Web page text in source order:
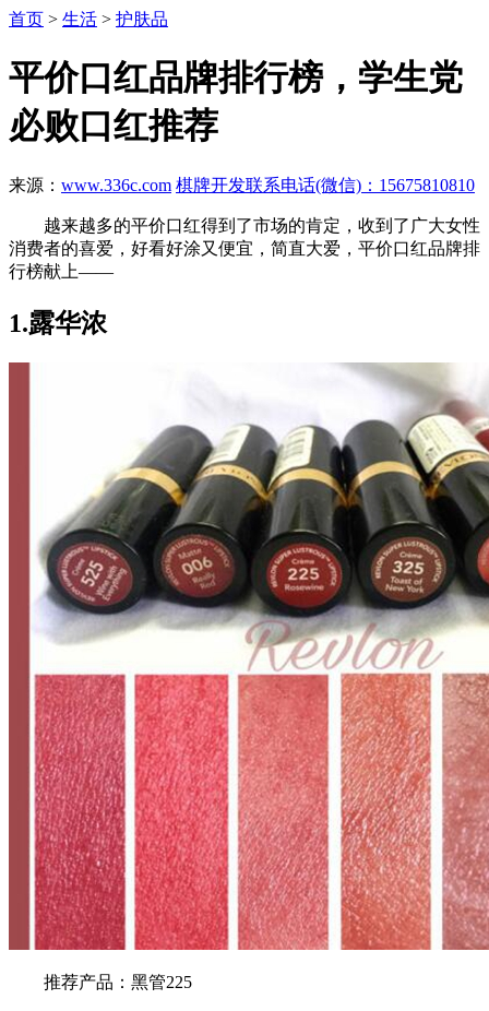
首页 > 生活 > 护肤品
平价口红品牌排行榜，学生党
必败口红推荐
来源： www.336c.com 棋牌开发联系电话(微信)：15675810810
越来越多的平价口红得到了市场的肯定，收到了广大女性
消费者的喜爱，好看好涂又便宜，简直大爱，平价口红品牌排
行榜献上——
1.露华浓
推荐产品：黑管225